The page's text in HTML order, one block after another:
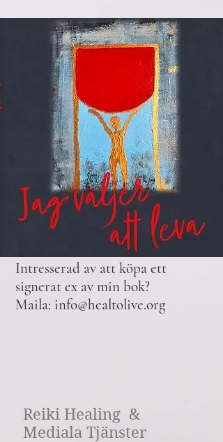
Intresserad av att köpa ett
signerat ex av min bok?
Maila: info@healtolive.org
Reiki Healing &
Mediala Tjänster